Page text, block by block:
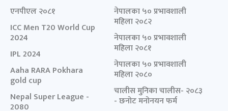
एनपीएल २०८१
ICC Men T20 World Cup
2024
IPL 2024
Aaha RARA Pokhara
gold cup
Nepal Super League -
2080
नेपालका ५० प्रभावशाली
महिला २०८२
नेपालका ५० प्रभावशाली
महिला २०८१
नेपालका ५० प्रभावशाली
महिला २०८०
चालीस मुनिका चालीस- २०८३
- छनोट मनोनयन फर्म